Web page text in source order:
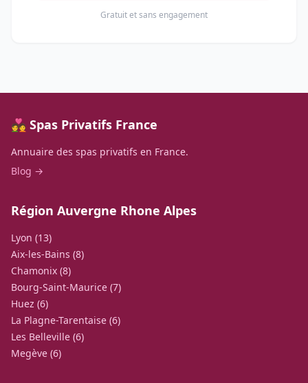
Gratuit et sans engagement
💑 Spas Privatifs France
Annuaire des spas privatifs en France.
Blog →
Région Auvergne Rhone Alpes
Lyon (13)
Aix-les-Bains (8)
Chamonix (8)
Bourg-Saint-Maurice (7)
Huez (6)
La Plagne-Tarentaise (6)
Les Belleville (6)
Megève (6)